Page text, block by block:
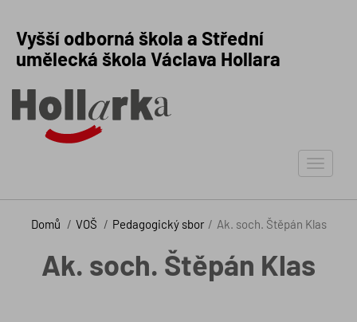
Vyšší odborná škola a Střední
umělecká škola Václava Hollara
Toggle
Domů VOŠ Pedagogický sbor Ak. soch. Štěpán Klas
Ak. soch. Štěpán Klas